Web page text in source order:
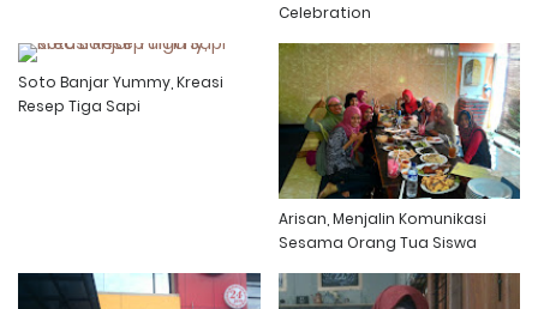
Celebration
Soto Banjar Yummy, Kreasi
Resep Tiga Sapi
Arisan, Menjalin Komunikasi
Sesama Orang Tua Siswa